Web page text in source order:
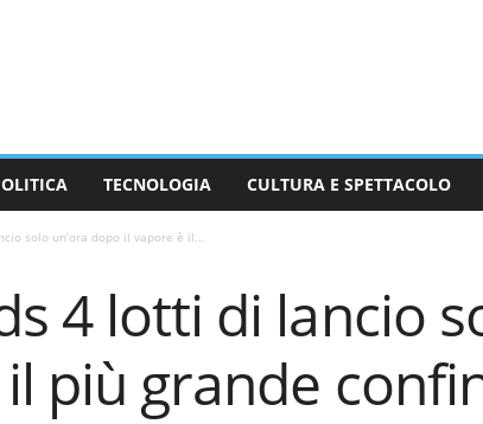
TECNOLOGIA CULTURA E SPETTACOLO
solo un’ora dopo il vapore è il...
4 lotti di lancio
più grande